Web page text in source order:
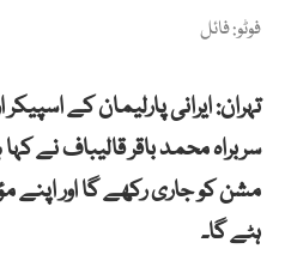
فوٹو: فائل
تہران: ایرانی پارلیمان کے
سربراہ محمد باقر قالیباف نے
مشن کو جاری رکھے گا اور
ہٹے گا۔